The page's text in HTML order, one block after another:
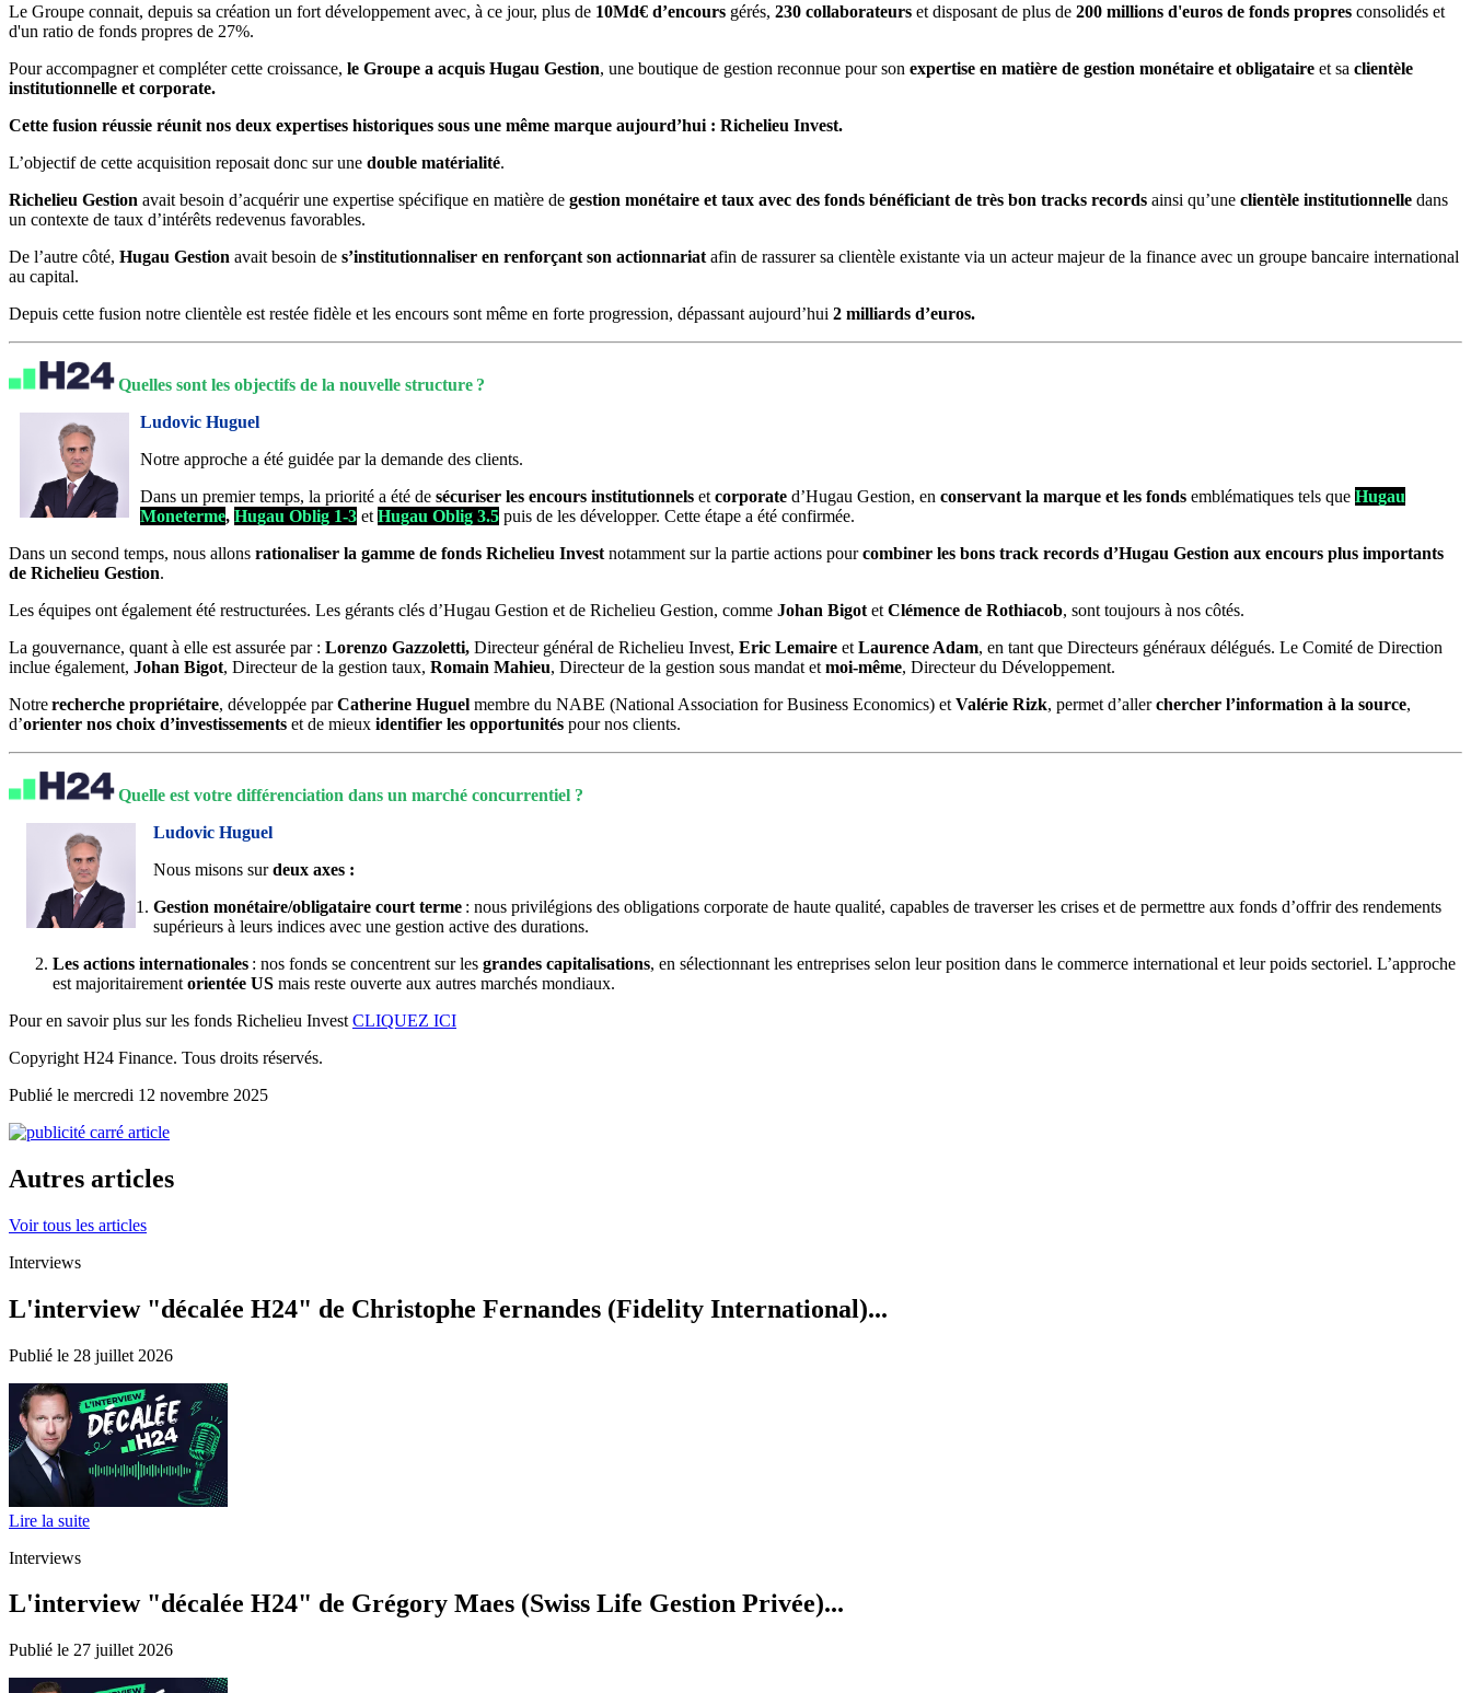
Le Groupe connait, depuis sa création un fort développement avec, à ce jour, plus de 10Md€ d’encours gérés, 230 collaborateurs et disposant de plus de 200 millions d'euros de fonds propres consolidés et
d'un ratio de fonds propres de 27%.
Pour accompagner et compléter cette croissance, le Groupe a acquis Hugau Gestion, une boutique de gestion reconnue pour son expertise en matière de gestion monétaire et obligataire et sa clientèle
institutionnelle et corporate.
Cette fusion réussie réunit nos deux expertises historiques sous une même marque aujourd’hui : Richelieu Invest.
L’objectif de cette acquisition reposait donc sur une double matérialité.
Richelieu Gestion avait besoin d’acquérir une expertise spécifique en matière de gestion monétaire et taux avec des fonds bénéficiant de très bon tracks records ainsi qu’une clientèle institutionnelle dans
un contexte de taux d’intérêts redevenus favorables.
De l’autre côté, Hugau Gestion avait besoin de s’institutionnaliser en renforçant son actionnariat afin de rassurer sa clientèle existante via un acteur majeur de la finance avec un groupe bancaire international
au capital.
Depuis cette fusion notre clientèle est restée fidèle et les encours sont même en forte progression, dépassant aujourd’hui 2 milliards d’euros.
Quelles sont les objectifs de la nouvelle structure ?
Ludovic Huguel
Notre approche a été guidée par la demande des clients.
Dans un premier temps, la priorité a été de sécuriser les encours institutionnels et corporate d’Hugau Gestion, en conservant la marque et les fonds emblématiques tels que Hugau
Moneterme, Hugau Oblig 1-3 et Hugau Oblig 3.5 puis de les développer. Cette étape a été confirmée.
Dans un second temps, nous allons rationaliser la gamme de fonds Richelieu Invest notamment sur la partie actions pourcombiner les bons track records d’Hugau Gestion aux encours plus importants
de Richelieu Gestion.
Les équipes ont également été restructurées. Les gérants clés d’Hugau Gestion et de Richelieu Gestion, comme Johan Bigot et Clémence de Rothiacob, sont toujours à nos côtés.
La gouvernance, quant à elle est assurée par : Lorenzo Gazzoletti, Directeur général de Richelieu Invest, Eric Lemaire et Laurence Adam, en tant que Directeurs généraux délégués. Le Comité de Direction
inclue également, Johan Bigot, Directeur de la gestion taux, Romain Mahieu, Directeur de la gestion sous mandat et moi-même, Directeur du Développement.
Notrerecherche propriétaire, développée parCatherine Huguel membre du NABE (National Association for Business Economics) et Valérie Rizk, permet d’allerchercher l’information à la source,
d’orienter nos choix d’investissements et de mieux identifier les opportunités pour nos clients.
Quelle est votre différenciation dans un marché concurrentiel ?
Ludovic Huguel
Nous misons surdeux axes :
Gestion monétaire/obligataire court terme : nous privilégions des obligations corporate de haute qualité, capables de traverser les crises et de permettre aux fonds d’offrir des rendements
supérieurs à leurs indices avec une gestion active des durations.
Les actions internationales : nos fonds se concentrent sur les grandes capitalisations, en sélectionnant les entreprises selon leur position dans le commerce international et leur poids sectoriel. L’approche
est majoritairement orientée US mais reste ouverte aux autres marchés mondiaux.
Pour en savoir plus sur les fonds Richelieu Invest CLIQUEZ ICI
Copyright H24 Finance. Tous droits réservés.
Publié le mercredi 12 novembre 2025
Autres articles
Voir tous les articles
Interviews
L'interview "décalée H24" de Christophe Fernandes (Fidelity International)...
Publié le 28 juillet 2026
Lire la suite
Interviews
L'interview "décalée H24" de Grégory Maes (Swiss Life Gestion Privée)...
Publié le 27 juillet 2026